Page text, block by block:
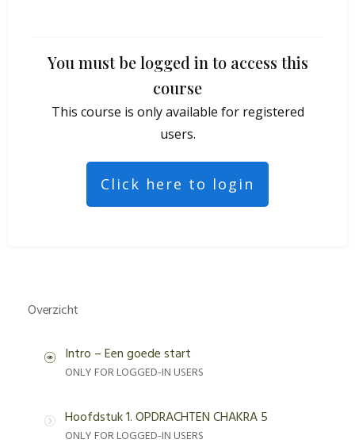
You must be logged in to access this
course
This course is only available for registered
users.
Click here to login
Overzicht
Intro – Een goede start
ONLY FOR LOGGED-IN USERS
Hoofdstuk 1. OPDRACHTEN CHAKRA 5
ONLY FOR LOGGED-IN USERS